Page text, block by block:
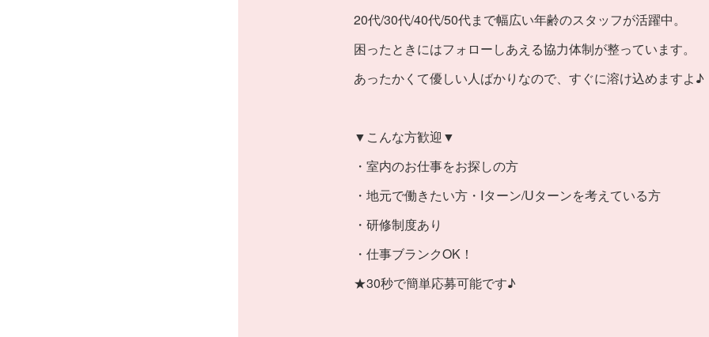
20代/30代/40代/50代まで幅広い年齢のスタッフが活躍中。
困ったときにはフォローしあえる協力体制が整っています。
あったかくて優しい人ばかりなので、すぐに溶け込めますよ♪
▼こんな方歓迎▼
・室内のお仕事をお探しの方
・地元で働きたい方・Iターン/Uターンを考えている方
・研修制度あり
・仕事ブランクOK！
★30秒で簡単応募可能です♪